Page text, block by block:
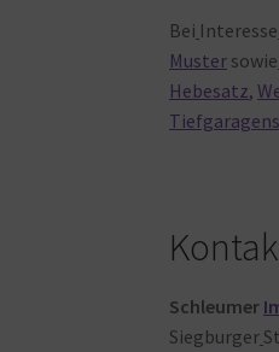
Bei Interesse
Muster sowie
Hebesatz,
Schleumer
Siegburger